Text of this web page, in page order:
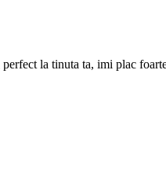
la tinuta ta, imi plac